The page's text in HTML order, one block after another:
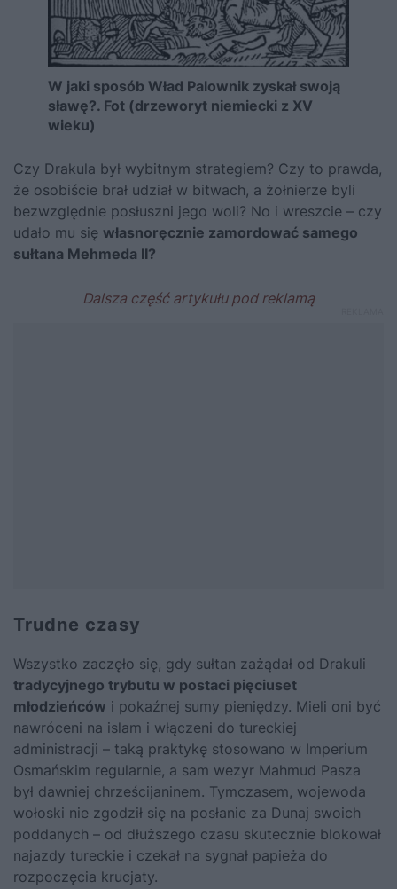
W jaki sposób Wład Palownik zyskał swoją
sławę?. Fot (drzeworyt niemiecki z XV
wieku)
Czy Drakula był wybitnym strategiem? Czy to prawda,
że osobiście brał udział w bitwach, a żołnierze byli
bezwzględnie posłuszni jego woli? No i wreszcie – czy
udało mu się własnoręcznie zamordować samego
sułtana Mehmeda II?
Trudne czasy
Wszystko zaczęło się, gdy sułtan zażądał od Drakuli
tradycyjnego trybutu w postaci pięciuset
młodzieńców i pokaźnej sumy pieniędzy. Mieli oni być
nawróceni na islam i włączeni do tureckiej
administracji – taką praktykę stosowano w Imperium
Osmańskim regularnie, a sam wezyr Mahmud Pasza
był dawniej chrześcijaninem. Tymczasem, wojewoda
wołoski nie zgodził się na posłanie za Dunaj swoich
poddanych – od dłuższego czasu skutecznie blokował
najazdy tureckie i czekał na sygnał papieża do
rozpoczęcia krucjaty.